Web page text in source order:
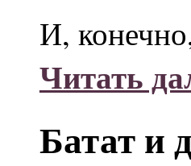
И,
Читать
Батат и